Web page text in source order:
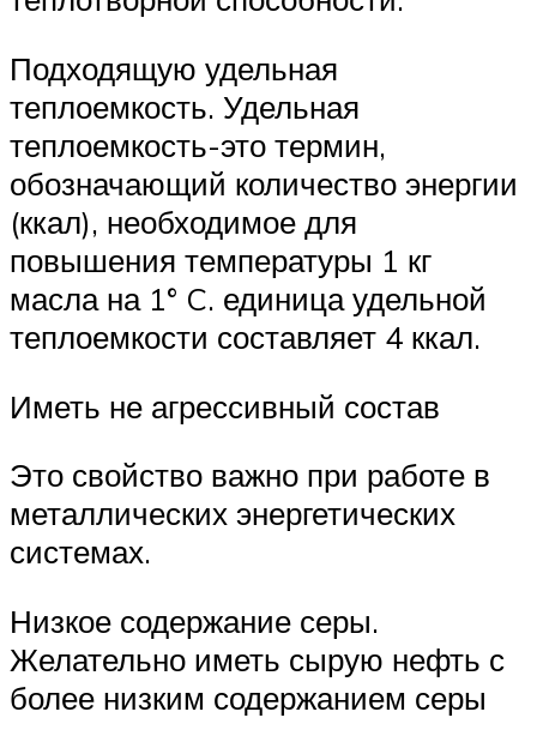
Подходящую удельная
теплоемкость. Удельная
теплоемкость-это термин,
обозначающий количество энергии
(ккал), необходимое для
повышения температуры 1 кг
масла на 1° C. единица удельной
теплоемкости составляет 4 ккал.
Иметь не агрессивный состав
Это свойство важно при работе в
металлических энергетических
системах.
Низкое содержание серы.
Желательно иметь сырую нефть с
более низким содержанием серы